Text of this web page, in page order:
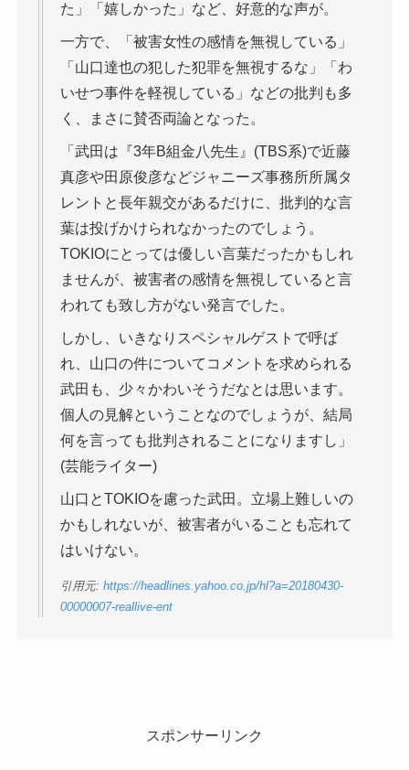
た」「嬉しかった」など、好意的な声が。
一方で、「被害女性の感情を無視している」
「山口達也の犯した犯罪を無視するな」「わ
いせつ事件を軽視している」などの批判も多
く、まさに賛否両論となった。
「武田は『3年B組金八先生』(TBS系)で近藤
真彦や田原俊彦などジャニーズ事務所所属タ
レントと長年親交があるだけに、批判的な言
葉は投げかけられなかったのでしょう。
TOKIOにとっては優しい言葉だったかもしれ
ませんが、被害者の感情を無視していると言
われても致し方がない発言でした。
しかし、いきなりスペシャルゲストで呼ば
れ、山口の件についてコメントを求められる
武田も、少々かわいそうだなとは思います。
個人の見解ということなのでしょうが、結局
何を言っても批判されることになりますし」
(芸能ライター)
山口とTOKIOを慮った武田。立場上難しいの
かもしれないが、被害者がいることも忘れて
はいけない。
引用元: https://headlines.yahoo.co.jp/hl?a=20180430-
00000007-reallive-ent
スポンサーリンク